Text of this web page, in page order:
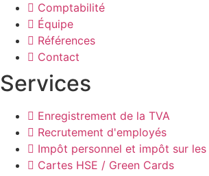
Comptabilité
Équipe
Références
Contact
Services
Enregistrement de la TVA
Recrutement d'employés
Impôt personnel et impôt sur
Cartes HSE / Green Cards